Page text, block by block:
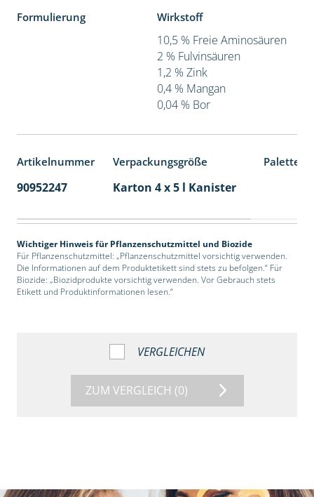
Formulierung Wirkstoff
10,5 % Freie Aminosäuren
2 % Fulvinsäuren
1,2 % Zink
0,4 % Mangan
0,04 % Bor
Artikelnummer Verpackungsgröße
90952247 Karton 4 x 5 l Kanister
Wichtiger Hinweis für Pflanzenschutzmittel und Biozide
Für Pflanzenschutzmittel: „Pflanzenschutzmittel vorsichtig verwenden.
Die Informationen auf dem Produktetikett sind stets zu befolgen.“ Für
Biozide: „Biozidprodukte vorsichtig verwenden. Vor Gebrauch stets
Etikett und Produktinformationen lesen.“
VERGLEICHEN
ZUM VERGLEICH (0)